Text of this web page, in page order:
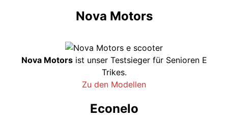
Nova Motors
Nova Motorsist unser Testsieger für Senioren E
Trikes.
Zu den Modellen
Econelo